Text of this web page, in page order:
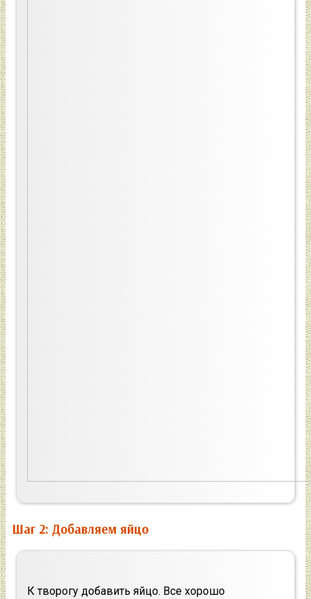
Шаг 2: Добавляем яйцо
К творогу добавить яйцо. Все хорошо